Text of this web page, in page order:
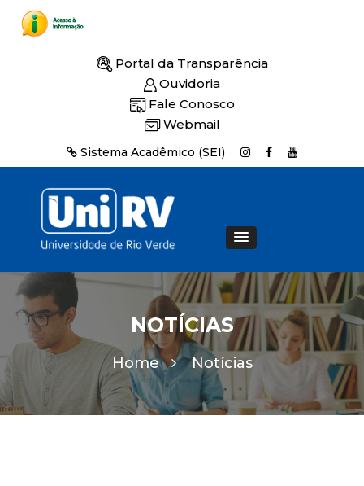
Portal da Transparência
Ouvidoria
Fale Conosco
Webmail
Sistema Acadêmico (SEI)
NOTÍCIAS
Home Notícias